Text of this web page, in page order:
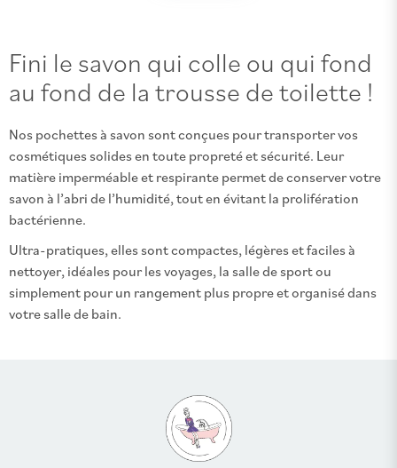
Fini le savon qui colle ou qui fond
au fond de la trousse de toilette !
Nos pochettes à savon sont conçues pour transporter vos
cosmétiques solides en toute propreté et sécurité. Leur
matière imperméable et respirante permet de conserver votre
savon à l’abri de l’humidité, tout en évitant la prolifération
bactérienne.
Ultra-pratiques, elles sont compactes, légères et faciles à
nettoyer, idéales pour les voyages, la salle de sport ou
simplement pour un rangement plus propre et organisé dans
votre salle de bain.